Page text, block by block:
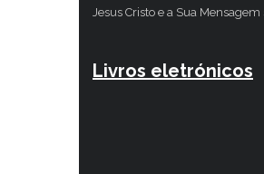
Jesus Cristo e a Sua
Livros eletrónicos